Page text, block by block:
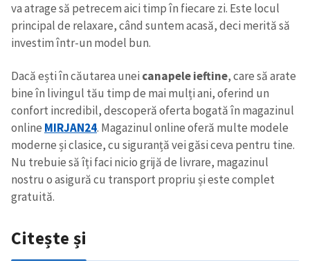
va atrage să petrecem aici timp în fiecare zi. Este locul
principal de relaxare, când suntem acasă, deci merită să
investim într-un model bun.
Dacă ești în căutarea uneicanapele ieftine, care să arate
bine în livingul tău timp de mai mulți ani, oferind un
confort incredibil, descoperă oferta bogată în magazinul
online MIRJAN24. Magazinul online oferă multe modele
moderne și clasice, cu siguranță vei găsi ceva pentru tine.
Nu trebuie să îți faci nicio grijă de livrare, magazinul
nostru o asigură cu transport propriu și este complet
gratuită.
Citește și